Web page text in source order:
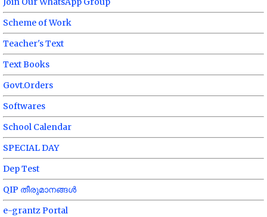
Scheme of Work
Teacher's Text
Text Books
Govt.Orders
Softwares
School Calendar
SPECIAL DAY
Dep Test
QIP തീരുമാനങ്ങൾ
e-grantz Portal